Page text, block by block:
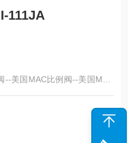
111JA
美国MAC比例阀--美国MAC
阀岛--美国MAC控制阀--上海